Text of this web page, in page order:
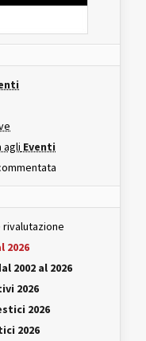
agli Eventi
2026
2002 al 2026
2026
2026
2026